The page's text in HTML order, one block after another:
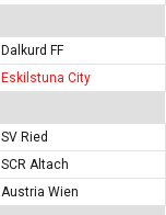
Dalkurd FF
Eskilstuna City
SV Ried
SCR Altach
Austria Wien